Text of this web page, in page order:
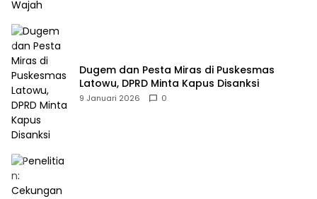
Dugem dan Pesta Miras di Puskesmas
Latowu, DPRD Minta Kapus Disanksi
9 Januari 2026 0